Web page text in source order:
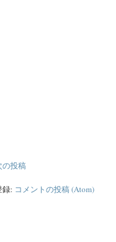
の投稿
録: コメントの投稿 (Atom)